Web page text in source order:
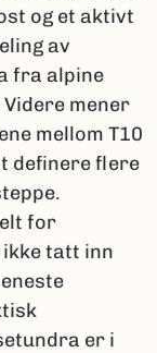
og et aktivt
av
fra alpine
mener
mellom T10
definere flere
for
tatt inn
er i